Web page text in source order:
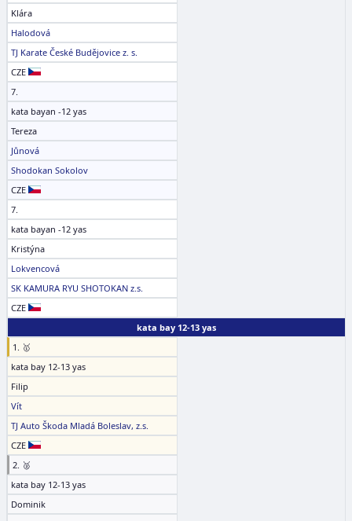
Klára
Halodová
TJ Karate České Budějovice z. s.
CZE
7.
kata bayan -12 yas
Tereza
Jůnová
Shodokan Sokolov
CZE
7.
kata bayan -12 yas
Kristýna
Lokvencová
SK KAMURA RYU SHOTOKAN z.s.
CZE
kata bay 12-13 yas
1. 🥇
kata bay 12-13 yas
Filip
Vít
TJ Auto Škoda Mladá Boleslav, z.s.
CZE
2. 🥈
kata bay 12-13 yas
Dominik